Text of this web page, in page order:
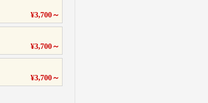
¥3,700～
¥3,700～
¥3,700～